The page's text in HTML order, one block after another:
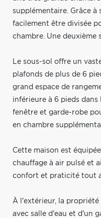
supplémentaire. Grâce
facilement être divisée
chambre. Une deuxième
Le sous-sol offre un
plafonds de plus de 6
grand espace de
inférieure à 6 pieds dans
fenêtre et garde-robe
en chambre
Cette maison est
chauffage à air pulsé et
confort et praticité tout
À l'extérieur, la
avec salle d'eau et d'un